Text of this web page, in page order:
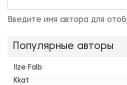
Введите имя автора для
Популярные авторы
Ilze Falb
Kkat